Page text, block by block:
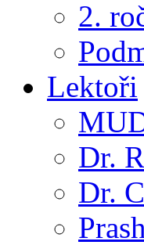
2.
Lektoři
Dr.
Dr.